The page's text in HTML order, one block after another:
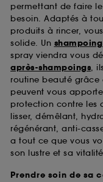
permettant de faire
besoin. Adaptés à
produits à rincer,
solide. Un
spray viendra vous
après-shampoings,
routine beauté grâce
peuvent vous
protection contre les
lisser, démêlant,
régénérant, anti-
a tout ce que vous
son lustre et sa
Prendre soin de sa